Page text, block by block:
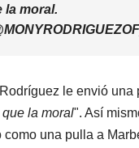
la moral.
le envió
la moral". Así
como una pulla a